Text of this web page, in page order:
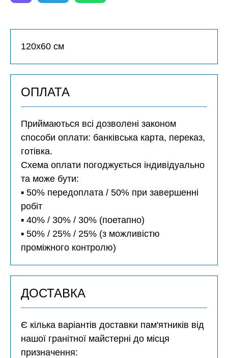
120х60 см
ОПЛАТА
Приймаються всі дозволені законом
способи оплати: банківська карта, переказ,
готівка.
Схема оплати погоджується індивідуально
та може бути:
▪️ 50% передоплата / 50% при завершенні
робіт
▪️ 40% / 30% / 30% (поетапно)
▪️ 50% / 25% / 25% (з можливістю
проміжного контролю)
ДОСТАВКА
Є кілька варіантів доставки пам'ятників від
нашої гранітної майстерні до місця
призначення: